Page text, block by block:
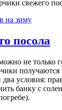
свежего
посола
не только
получаются
условия:
банку с